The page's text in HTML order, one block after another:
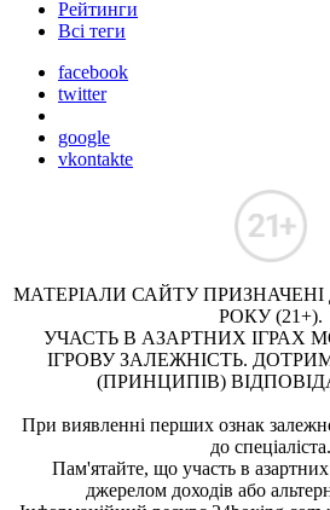
Рейтинги
Всі теги
facebook
twitter
google
vkontakte
МАТЕРІАЛИ САЙТУ ПРИЗНАЧЕНІ
РОКУ (21+).
УЧАСТЬ В АЗАРТНИХ ІГРАХ
ІГРОВУ ЗАЛЕЖНІСТЬ.
(ПРИНЦИПІВ)
При виявленні перших ознак
до спеціаліста.
Пам'ятайте, що участь в
джерелом доходів або